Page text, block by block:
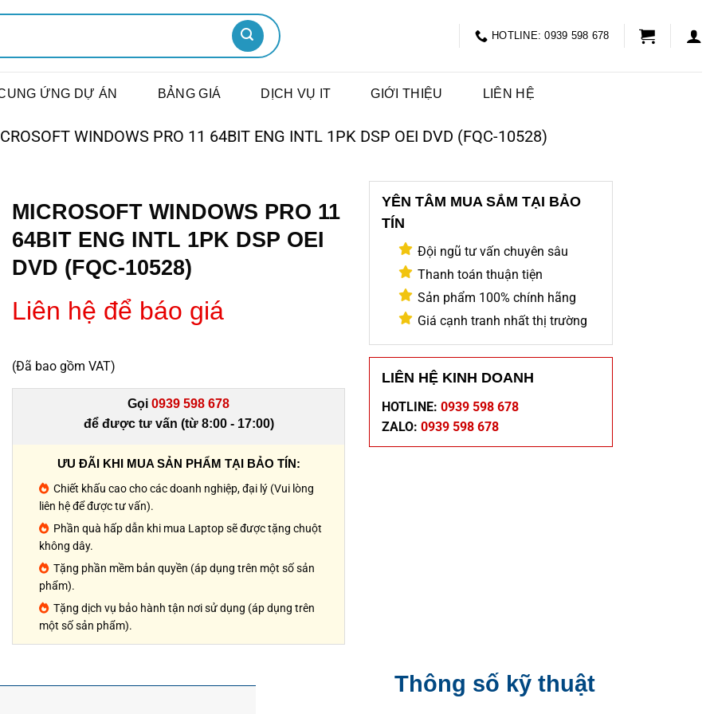
HOTLINE: 0939 598 678
ỨNG DỰ ÁN BẢNG GIÁ DỊCH VỤ IT GIỚI THIỆU LIÊN HỆ
WINDOWS PRO 11 64BIT ENG INTL 1PK DSP OEI DVD (FQC-10528)
MICROSOFT WINDOWS PRO 11
64BIT ENG INTL 1PK DSP OEI
DVD (FQC-10528)
Liên hệ để báo giá
(Đã bao gồm VAT)
Gọi 0939 598 678
để được tư vấn (từ 8:00 - 17:00)
ƯU ĐÃI KHI MUA SẢN PHẨM TẠI BẢO TÍN:
Chiết khấu cao cho các doanh nghiệp, đại lý (Vui lòng
liên hệ để được tư vấn).
Phần quà hấp dẫn khi mua Laptop sẽ được tặng chuột
không dây.
Tặng phần mềm bản quyền (áp dụng trên một số sản
phẩm).
Tặng dịch vụ bảo hành tận nơi sử dụng (áp dụng trên
một số sản phẩm).
YÊN TÂM MUA SẮM TẠI BẢO
TÍN
Đội ngũ tư vấn chuyên sâu
Thanh toán thuận tiện
Sản phẩm 100% chính hãng
Giá cạnh tranh nhất thị trường
LIÊN HỆ KINH DOANH
HOTLINE: 0939 598 678
ZALO: 0939 598 678
Thông số kỹ thuật